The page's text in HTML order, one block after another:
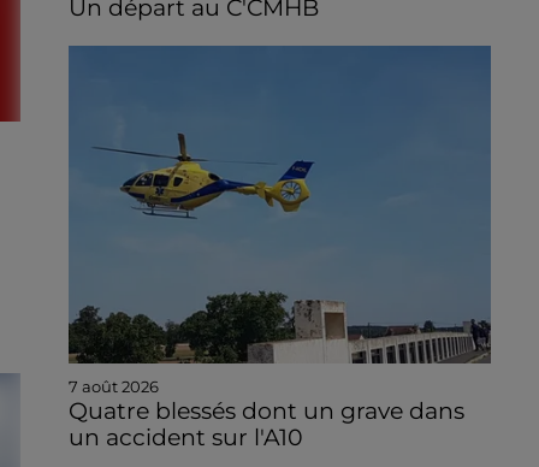
Un départ au C'CMHB
7 août 2026
Quatre blessés dont un grave dans
un accident sur l'A10